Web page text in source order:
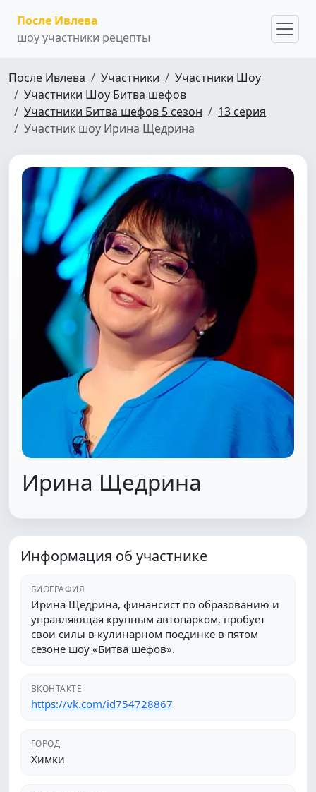
После Ивлева
шоу участники рецепты
После Ивлева Участники
Участники Шоу
Участники Шоу Битва шефов
Участники Битва шефов 5 сезон
13 серия
Участник шоу Ирина Щедрина
Ирина Щедрина
Информация об участнике
БИОГРАФИЯ
Ирина Щедрина, финансист по образованию и
управляющая крупным автопарком, пробует
свои силы в кулинарном поединке в пятом
сезоне шоу «Битва шефов».
ВКОНТАКТЕ
https://vk.com/id754728867
ГОРОД
Химки